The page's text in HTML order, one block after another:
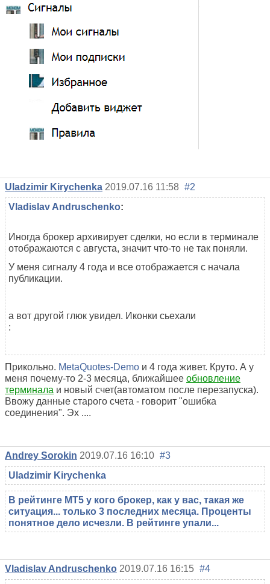
Uladzimir Kirychenka 2019.07.16 11:58 #2
Vladislav Andruschenko:
Иногда брокер архивирует сделки, но если в терминале
отображаются с августа, значит что-то не так поняли.
У меня сигналу 4 года и все отображается с начала
публикации.
а вот другой глюк увидел. Иконки сьехали
:
Прикольно. MetaQuotes-Demo и 4 года живет. Круто. А у
меня почему-то 2-3 месяца, ближайшее обновление
терминала и новый счет(автоматом после перезапуска).
Ввожу данные старого счета - говорит "ошибка
соединения". Эх ....
Andrey Sorokin 2019.07.16 16:10 #3
Uladzimir Kirychenka
В рейтинге МТ5 у кого брокер, как у вас, такая же
ситуация... только 3 последних месяца. Проценты
понятное дело исчезли. В рейтинге упали...
Vladislav Andruschenko 2019.07.16 16:15 #4